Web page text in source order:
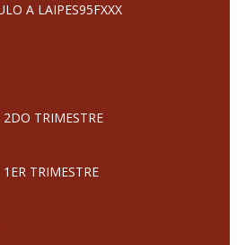
A LAIPES95FXXX
2DO TRIMESTRE
1ER TRIMESTRE